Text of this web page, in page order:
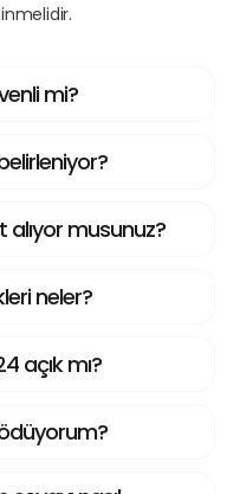
mi?
musunuz?
neler?
açık mı?